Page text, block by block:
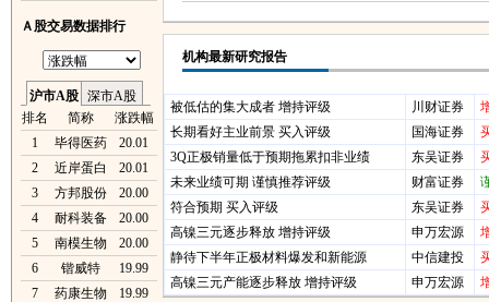
Ａ股交易数据排行
沪市A股 深市A股
排名
简称
涨跌幅
1
毕得医药
20.01
2
近岸蛋白
20.01
3
方邦股份
20.00
4
耐科装备
20.00
5
南模生物
20.00
6
锴威特
19.99
7
药康生物
19.99
机构最新研究报告
被低估的集大成者 增持评级 川财证券
长期看好主业前景 买入评级
国海证券
3Q正极销量低于预期拖累扣非业绩
东吴证券
未来业绩可期 谨慎推荐评级
财富证券
符合预期 买入评级
东吴证券
高镍三元逐步释放 增持评级
申万宏源
静待下半年正极材料爆发和新能源
中信建投
高镍三元产能逐步释放 增持评级
申万宏源